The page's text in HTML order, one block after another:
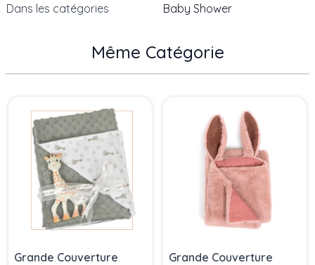
Dans les catégories Baby Shower
Même Catégorie
Grande Couverture
Grande Couverture